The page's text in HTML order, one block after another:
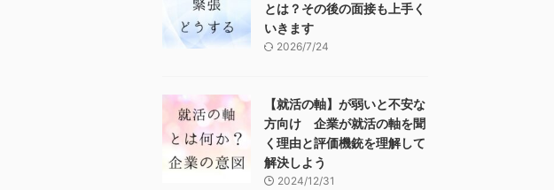
とは？その後の面接も上手く
いきます
2026/7/24
【就活の軸】が弱いと不安な
方向け 企業が就活の軸を聞
く理由と評価機銃を理解して
解決しよう
2024/12/31